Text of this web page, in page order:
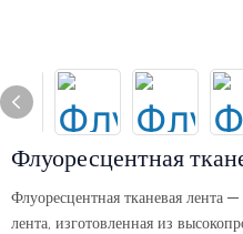
Флуоресцентная
Флуоресцентная тканевая лента
лента, изготовленная из